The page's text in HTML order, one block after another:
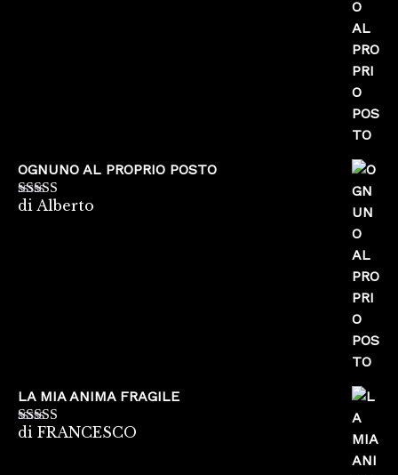
OGNUNO AL PROPRIO POSTO
Valutato5su
di Alberto
LA MIA ANIMA FRAGILE
Valutato5su
di FRANCESCO